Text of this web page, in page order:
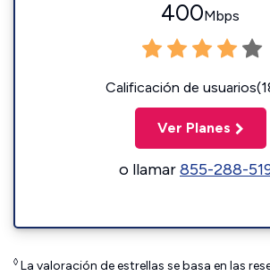
400Mbps
Calificación de
Ver Planes
o llamar855-288-
◊ La valoración de estrellas se basa en las